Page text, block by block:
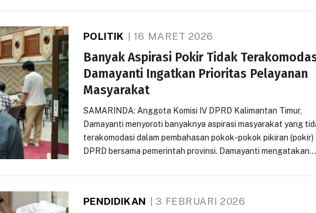
POLITIK 16 MARET 2026
Banyak Aspirasi Pokir Tidak
Damayanti Ingatkan Prioritas Pelayanan
Masyarakat
SAMARINDA: Anggota Komisi IV DPRD Kalimantan Timur,
Damayanti menyoroti banyaknya aspirasi masyarakat yang
terakomodasi dalam pembahasan pokok-pokok pikiran (pokir)
DPRD bersama pemerintah provinsi. Damayanti mengatakan…
PENDIDIKAN 3 FEBRUARI 2026